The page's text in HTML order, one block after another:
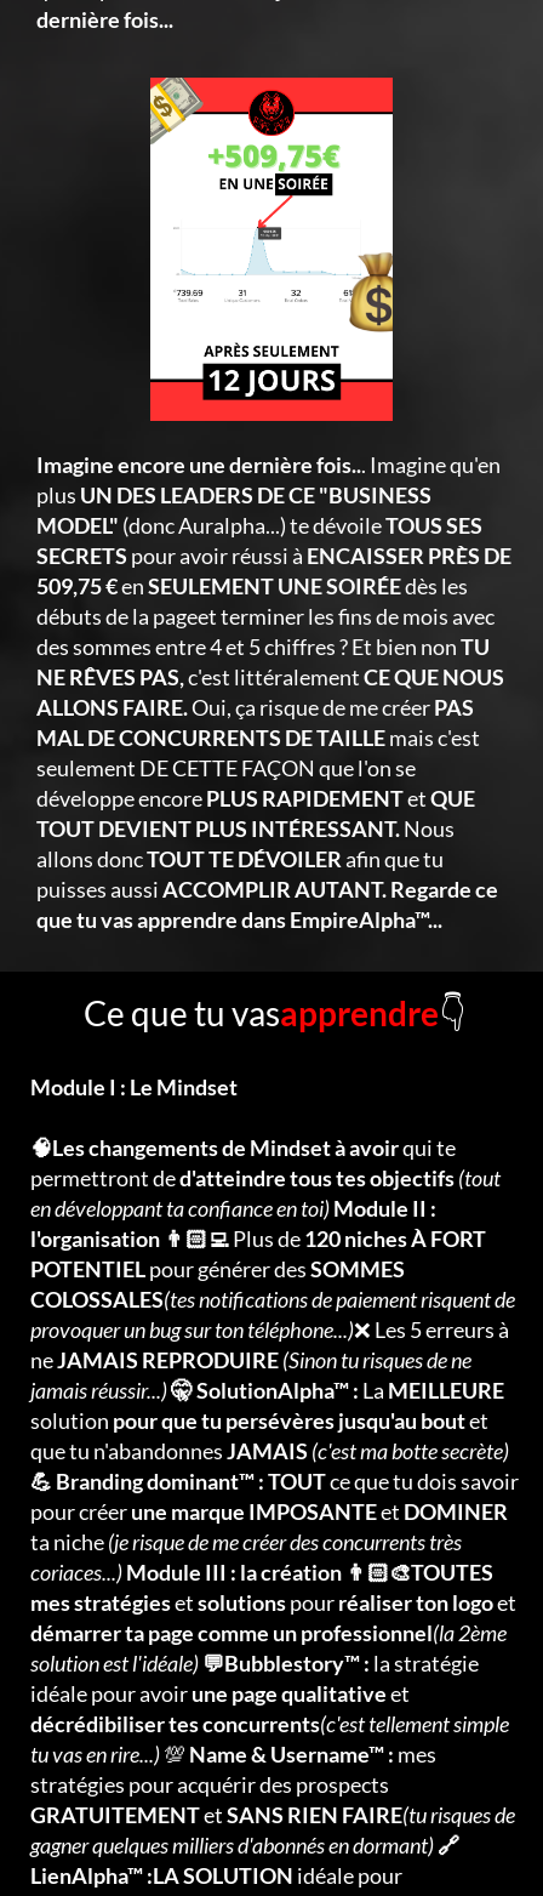
dernière fois...
Imagine encore une dernière fois... Imagine qu'en
plus UN DES LEADERS DE CE "BUSINESS
MODEL" (donc Auralpha...) te dévoileTOUS SES
SECRETS pour avoir réussi à ENCAISSER PRÈS DE
509,75 €enSEULEMENT UNE SOIRÉEdès les
débuts de la pageet terminer les fins de mois avec
des sommes entre 4 et 5 chiffres ? Et bien nonTU
NE RÊVES PAS,c'est littéralementCE QUE NOUS
ALLONS FAIRE.Oui, ça risque de me créerPAS
MAL DE CONCURRENTS DE TAILLEmais c'est
seulement DE CETTE FAÇON que l'on se
développe encorePLUS RAPIDEMENTetQUE
TOUT DEVIENT PLUS INTÉRESSANT.Nous
allons doncTOUT TE DÉVOILERafin que tu
puisses aussiACCOMPLIR AUTANT. Regarde ce
que tu vas apprendre dans EmpireAlpha™...
Ce que tu vasapprendre👇
Module I : Le Mindset
🧠Les changements de Mindset à avoirqui te
permettront ded'atteindre tous tes objectifs(tout
en développant ta confiance en toi)Module II :
l'organisation 👨🏻‍💻Plus de120 niches À FORT
POTENTIELpour générer desSOMMES
COLOSSALES(tes notifications de paiement risquent de
provoquer un bug sur ton téléphone...)❌ Les 5 erreurs à
neJAMAIS REPRODUIRE(Sinon tu risques de ne
jamais réussir...)🤫 SolutionAlpha™ : La MEILLEURE
solution pour que tu persévères jusqu'au boutet
que tu n'abandonnesJAMAIS (c'est ma botte secrète)
💪 Branding dominant™ : TOUTce que tu dois savoir
pour créerune marque IMPOSANTEet DOMINER
ta niche(je risque de me créer des concurrents très
coriaces...)Module III : la création 👨🏻‍🎨TOUTES
mes stratégiesetsolutionspourréaliser ton logoet
démarrer ta page comme un professionnel(la 2ème
solution est l'idéale) 💬Bubblestory™ : la stratégie
idéale pour avoirune page qualitativeet
décrédibiliser tes concurrents(c'est tellement simple
tu vas en rire...)💯 Name & Username™ : mes
stratégies pour acquérir des prospects
GRATUITEMENTetSANS RIEN FAIRE(tu risques de
gagner quelques milliers d'abonnés en dormant)🔗
LienAlpha™ :LA SOLUTION idéale pour